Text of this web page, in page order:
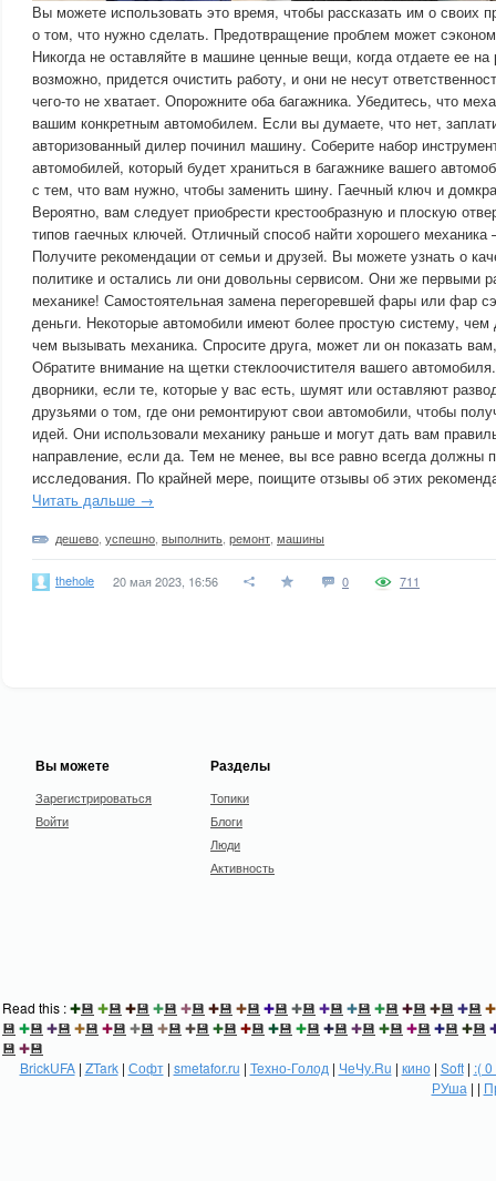
Вы можете использовать это время, чтобы рассказать им о своих
о том, что нужно сделать. Предотвращение проблем может
Никогда не оставляйте в машине ценные вещи, когда отдаете ее
возможно, придется очистить работу, и они не несут
чего-то не хватает. Опорожните оба багажника. Убедитесь, что
вашим конкретным автомобилем. Если вы думаете, что нет,
авторизованный дилер починил машину. Соберите набор
автомобилей, который будет храниться в багажнике вашего
с тем, что вам нужно, чтобы заменить шину. Гаечный ключ и
Вероятно, вам следует приобрести крестообразную и плоскую
типов гаечных ключей. Отличный способ найти хорошего механика
Получите рекомендации от семьи и друзей. Вы можете узнать о
политике и остались ли они довольны сервисом. Они же первыми
механике! Самостоятельная замена перегоревшей фары или фар
деньги. Некоторые автомобили имеют более простую систему,
чем вызывать механика. Спросите друга, может ли он показать
Обратите внимание на щетки стеклоочистителя вашего
дворники, если те, которые у вас есть, шумят или оставляют
друзьями о том, где они ремонтируют свои автомобили, чтобы
идей. Они использовали механику раньше и могут дать вам
направление, если да. Тем не менее, вы все равно всегда должны
исследования. По крайней мере, поищите отзывы об этих
Читать дальше →
дешево успешно выполнить ремонт машины
thehole 20 мая 2023, 16:56 0 711
Вы можете
Зарегистрироваться
Войти
Разделы
Топики
Блоги
Люди
Активность
Read this :✚💾 ✚💾 ✚💾 ✚💾 ✚💾 ✚💾 ✚💾 ✚💾 ✚💾 ✚💾 ✚💾 ✚💾 ✚💾 ✚💾 ✚💾 ✚
💾 ✚💾 ✚💾 ✚💾 ✚💾 ✚💾 ✚💾 ✚💾 ✚💾 ✚💾 ✚💾 ✚💾 ✚💾 ✚💾 ✚💾 ✚💾 ✚💾 ✚💾
💾 ✚💾
BrickUFA| ZTark| Софт| smetafor.ru | Техно-Голод | ЧеЧу.Ru | кино| Soft| :(
РУша | |